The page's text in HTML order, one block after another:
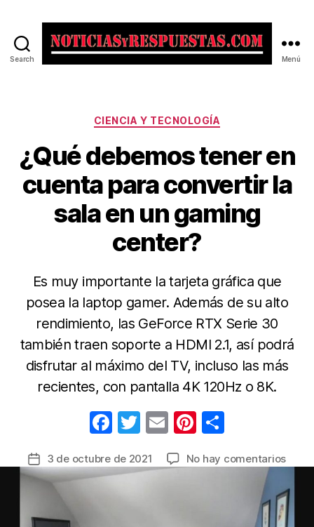
Search Menú
Categorías
CIENCIA Y TECNOLOGÍA
¿Qué debemos tener en
cuenta para convertir la
sala en un gaming
center?
Es muy importante la tarjeta gráfica que
posea la laptop gamer. Además de su alto
rendimiento, las GeForce RTX Serie 30
también traen soporte a HDMI 2.1, así podrá
disfrutar al máximo del TV, incluso las más
recientes, con pantalla 4K 120Hz o 8K.
F
c
e
T
itt
E
ail
Pi
er m
Fecha
de
3 de octubre de 2021 No hay comentariosen
tener
en